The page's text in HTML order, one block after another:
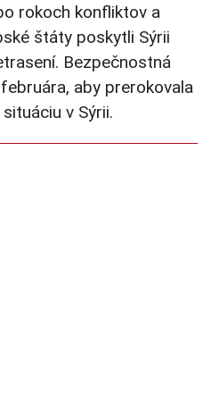
rokoch konfliktov a
štáty poskytli Sýrii
Bezpečnostná
aby prerokovala
v Sýrii.